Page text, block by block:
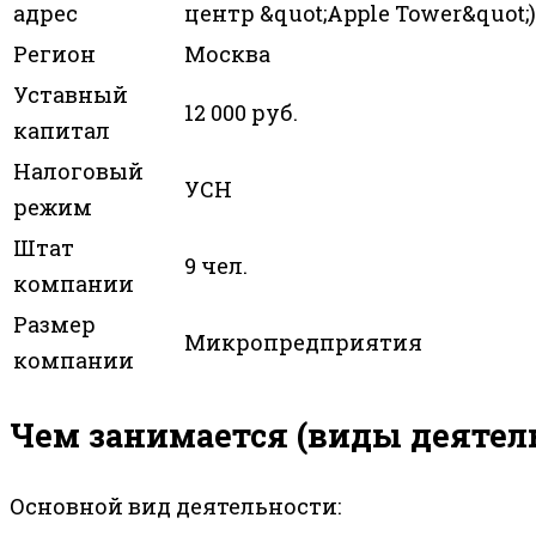
адрес
центр &quot;Apple Tower&quot;)
Регион
Москва
Уставный
капитал
12 000 руб.
Налоговый
режим
УСН
Штат
компании
9 чел.
Размер
компании
Микропредприятия
Чем занимается (виды
Основной вид деятельности: